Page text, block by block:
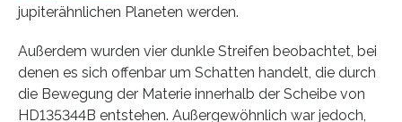
jupiterähnlichen Planeten werden.
Außerdem wurden vier dunkle Streifen beobachtet, bei
denen es sich offenbar um Schatten handelt, die durch
die Bewegung der Materie innerhalb der Scheibe von
HD135344B entstehen. Außergewöhnlich war jedoch,